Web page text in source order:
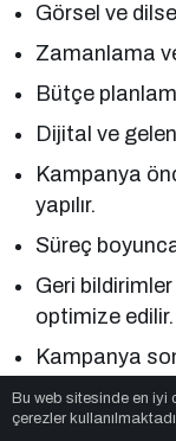
Görsel ve
Zamanlama
Bütçe
Dijital ve
Kampanya
yapılır.
Süreç
Geri
optimize edilir.
Kampanya
hazırlanır.
Bu web sitesinde en iyi
çerezler